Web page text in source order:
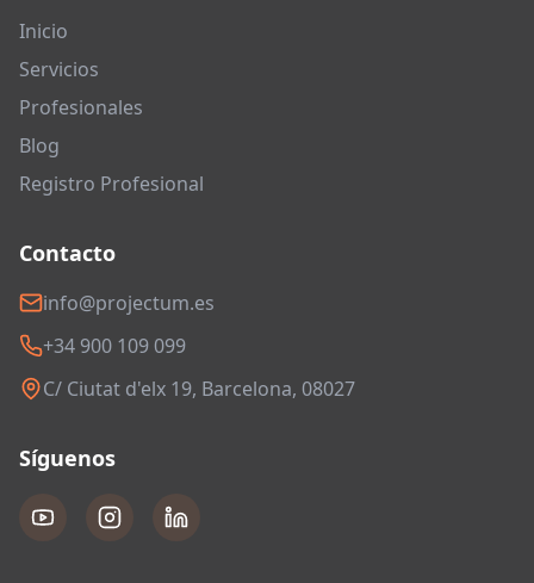
Inicio
Servicios
Profesionales
Blog
Registro Profesional
Contacto
info@projectum.es
+34 900 109 099
C/ Ciutat d'elx 19, Barcelona, 08027
Síguenos